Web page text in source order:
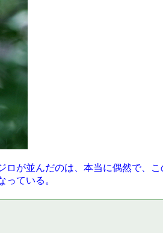
が並んだのは、本当に偶然で、
ている。